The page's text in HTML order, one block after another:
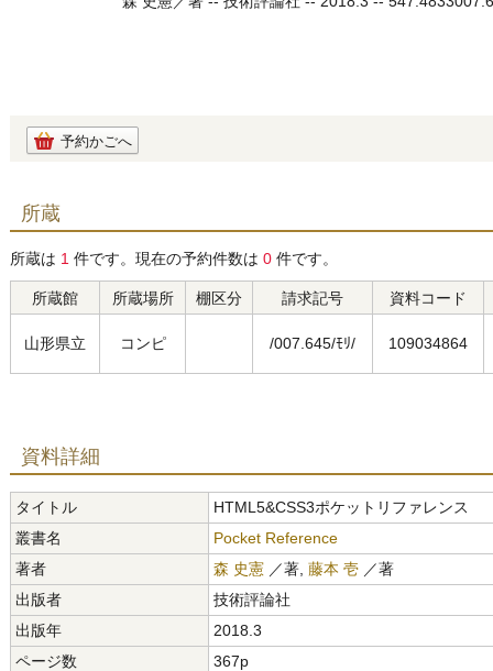
予約かごへ
所蔵
所蔵は 1 件です。現在の予約件数は 0 件です。
所蔵館 所蔵場所 棚区分 請求記号 資料コード
山形県立 コンピ /007.645/ﾓﾘ/ 109034864
資料詳細
タイトル
HTML5&CSS3ポケットリファレンス
叢書名
Pocket Reference
著者
森 史憲 ／著, 藤本 壱 ／著
出版者
技術評論社
出版年
2018.3
ページ数
367p